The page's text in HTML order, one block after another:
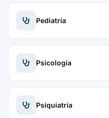
Pediatría
Psicología
Psiquiatría